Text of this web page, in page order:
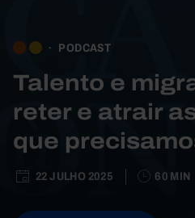
PODCAST
Talento e
reter e atrair
que
22 JULHO 2025 60 MIN